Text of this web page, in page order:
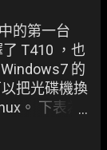
整合在一
感覺用過的
的第一台
T410 ，也
的
把光碟機換
。 下表為